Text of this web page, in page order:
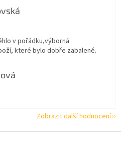
je 5 z 5 hvězdiček.
v pořádku,výborná
které bylo dobře zabalené.
je 5 z 5 hvězdiček.
Zobrazit další hodnocení